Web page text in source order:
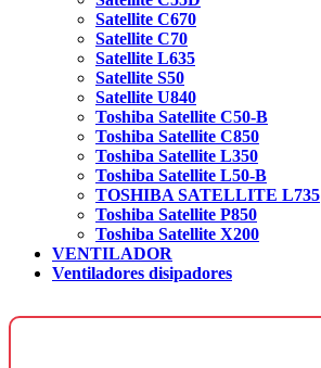
Satellite C670
Satellite C70
Satellite L635
Satellite S50
Satellite U840
Toshiba Satellite C50-B
Toshiba Satellite C850
Toshiba Satellite L350
Toshiba Satellite L50-B
TOSHIBA SATELLITE L735
Toshiba Satellite P850
Toshiba Satellite X200
VENTILADOR
Ventiladores disipadores